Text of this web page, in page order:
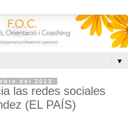
▼
del 2013
las redes sociales
(EL PAÍS)